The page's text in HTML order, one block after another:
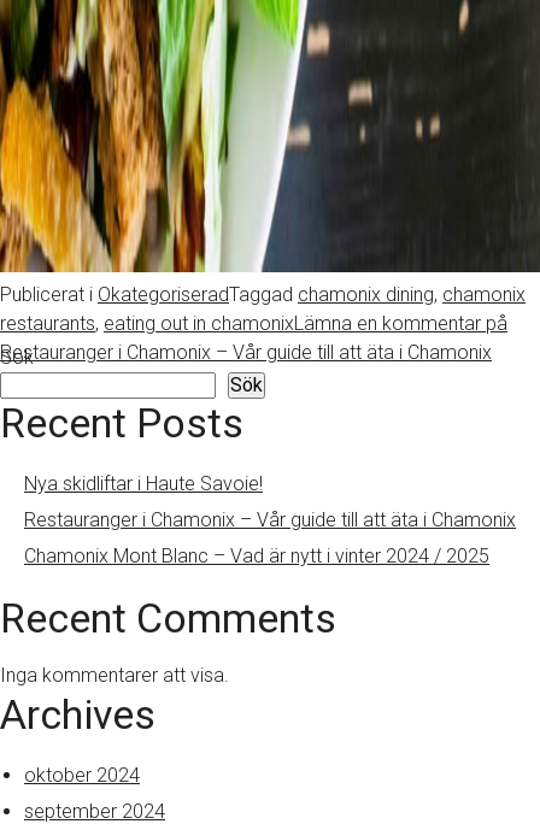
Publicerat i OkategoriseradTaggad chamonix dining, chamonix
restaurants, eating out in chamonixLämna en kommentar på
Restauranger i Chamonix – Vår guide till att äta i Chamonix
Sök
Sök
Recent Posts
Nya skidliftar i Haute Savoie!
Restauranger i Chamonix – Vår guide till att äta i Chamonix
Chamonix Mont Blanc – Vad är nytt i vinter 2024 / 2025
Recent Comments
Inga kommentarer att visa.
Archives
oktober 2024
september 2024